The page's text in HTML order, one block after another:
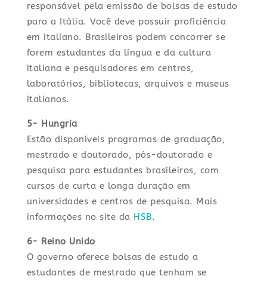
responsável pela emissão de bolsas de estudo
para a Itália. Você deve possuir proficiência
em italiano. Brasileiros podem concorrer se
forem estudantes da língua e da cultura
italiana e pesquisadores em centros,
laboratórios, bibliotecas, arquivos e museus
italianos.
5- Hungria
Estão disponíveis programas de graduação,
mestrado e doutorado, pós-doutorado e
pesquisa para estudantes brasileiros, com
cursos de curta e longa duração em
universidades e centros de pesquisa. Mais
informações no site da HSB.
6- Reino Unido
O governo oferece bolsas de estudo a
estudantes de mestrado que tenham se